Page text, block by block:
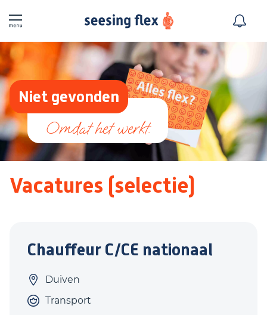
Niet gevonden
Vacatures (selectie)
Chauffeur C/CE nationaal
Duiven
Transport